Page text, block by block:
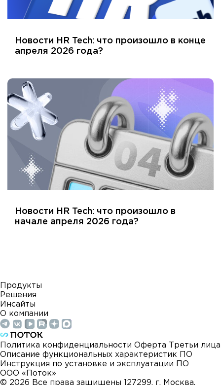
Новости HR Tech: что произошло в конце
апреля 2026 года?
Новости HR Tech: что произошло в
начале апреля 2026 года?
Продукты
Решения
Инсайты
О компании
Политика конфиденциальности Оферта Третьи лица
Описание функциональных характеристик ПО
Инструкция по установке и эксплуатации ПО
ООО «Поток»
© 2026 Все права защищены 127299, г. Москва,